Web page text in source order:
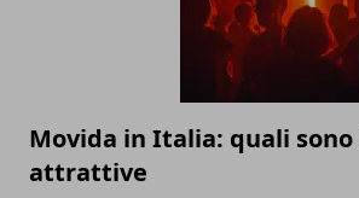
Movida in Italia: quali
attrattive